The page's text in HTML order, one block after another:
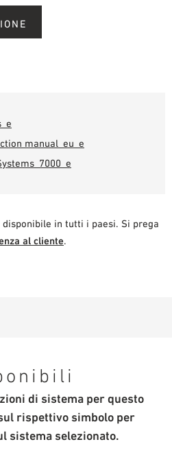
manual_eu_e
in tutti i paesi. Si prega
al cliente.
di sistema per questo
rispettivo simbolo per
sistema selezionato.